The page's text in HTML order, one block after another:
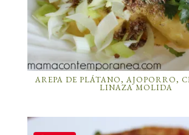
AREPA DE PLÁTANO, AJOPORRO,
LINAZA MOLIDA